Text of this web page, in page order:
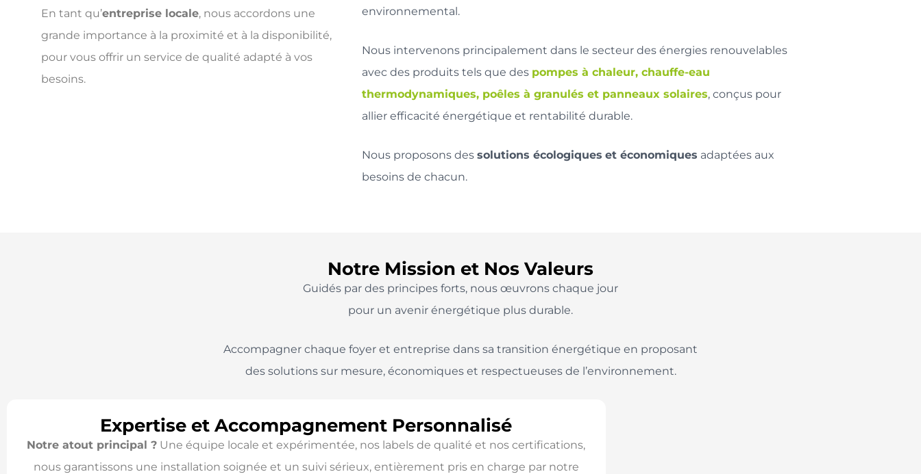
En tant qu’entreprise locale, nous accordons une
grande importance à la proximité et à la disponibilité,
pour vous offrir un service de qualité adapté à vos
besoins.
environnemental.
Nous intervenons principalement dans le secteur des énergies renouvelables
avec des produits tels que des pompes à chaleur, chauffe-eau
thermodynamiques, poêles à granulés et panneaux solaires, conçus pour
allier efficacité énergétique et rentabilité durable.
Nous proposons dessolutions écologiques et économiques adaptées aux
besoins de chacun.
Notre Mission et Nos Valeurs
Guidés par des principes forts, nous œuvrons chaque jour
pour un avenir énergétique plus durable.
Accompagner chaque foyer et entreprise dans sa transition énergétique en proposant
des solutions sur mesure, économiques et respectueuses de l’environnement.
Expertise et Accompagnement Personnalisé
Notre atout principal ? Une équipe locale et expérimentée, nos labels de qualité et nos certifications,
nous garantissons une installation soignée et un suivi sérieux, entièrement pris en charge par notre